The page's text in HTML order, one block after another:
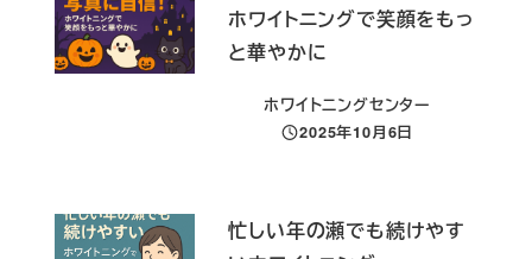
ホワイトニングで笑顔をもっ
と華やかに
ホワイトニングセンター
投稿日
2025年10月6日
忙しい年の瀬でも続けやす